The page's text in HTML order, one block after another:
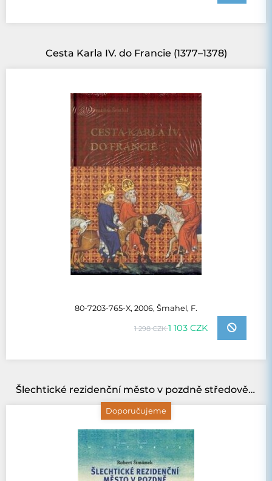
Cesta Karla IV. do Francie (1377–1378)
80-7203-765-X, 2006, Šmahel, F.
1 298 CZK1 103 CZK
Doporučujeme
Šlechtické rezidenční město v pozdně středověkých Čechách